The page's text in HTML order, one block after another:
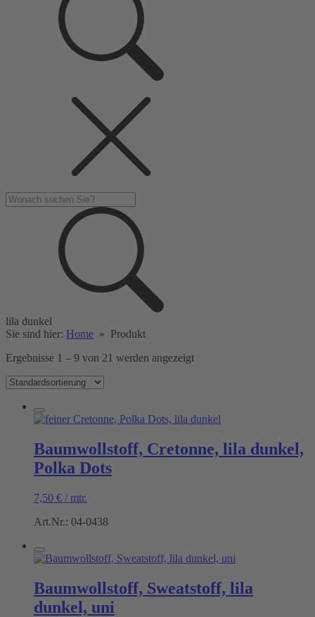
lila dunkel
Sie sind hier: Home » Produkt
Ergebnisse 1 – 9 von 21 werden angezeigt
Baumwollstoff, Cretonne, lila dunkel,
Polka Dots
7,50 € / mtr.
Art.Nr.: 04-0438
Baumwollstoff, Sweatstoff, lila
dunkel, uni